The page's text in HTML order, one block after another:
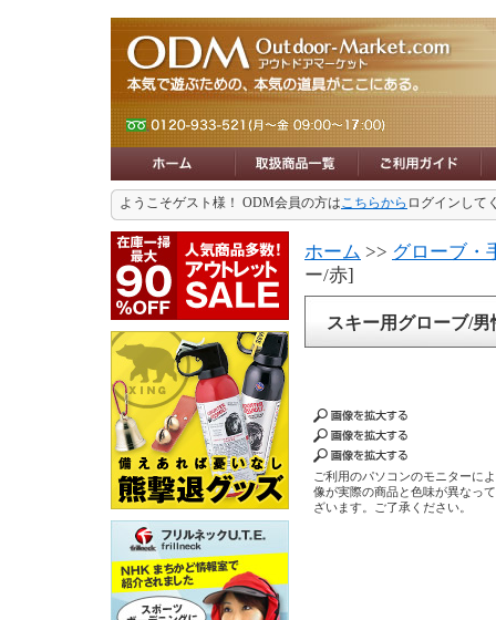
ようこそゲスト様！ ODM会員の方はこちらから ログインして
ホーム >> グローブ・
ー/赤]
スキー用グローブ/
ご利用のパソコンのモニターに
像が実際の商品と色味が異なっ
ざいます。ご了承ください。